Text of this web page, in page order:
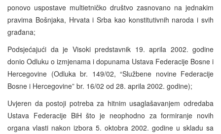
ponovo uspostave multietničko društvo zasnovano na jednakim
pravima Bošnjaka, Hrvata i Srba kao konstitutivnih naroda i svih
građana;
Podsjećajući da je Visoki predstavnik 19. aprila 2002. godine
donio Odluku o izmjenama i dopunama Ustava Federacije Bosne i
Hercegovine (Odluka br. 149/02, “Službene novine Federacije
Bosne i Hercegovine” br. 16/02 od 28. aprila 2002. godine);
Uvjeren da postoji potreba za hitnim usaglašavanjem odredaba
Ustava Federacije BiH što je neophodno za formiranje novih
organa vlasti nakon izbora 5. oktobra 2002. godine u skladu sa